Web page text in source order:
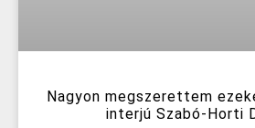
Nagyon megszerettem
interjú Szabó-Horti